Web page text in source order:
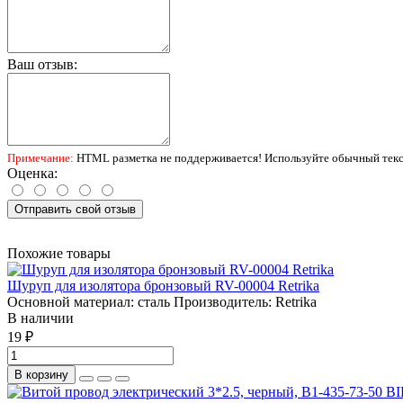
Ваш отзыв:
Примечание: HTML разметка не поддерживается! Используйте обычный
Оценка:
Отправить свой отзыв
Похожие товары
Шуруп для изолятора бронзовый RV-00004 Retrika
Основной материал: сталь Производитель: Retrika
В наличии
19 ₽
В корзину